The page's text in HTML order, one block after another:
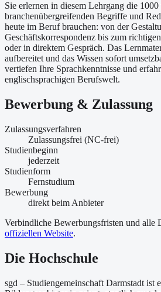
Sie erlernen in diesem Lehrgang die
branchenübergreifenden Begriffe und
heute im Beruf brauchen: von der
Geschäftskorrespondenz bis zum
oder in direktem Gespräch. Das
aufbereitet und das Wissen sofort
vertiefen Ihre Sprachkenntnisse und
englischsprachigen Berufswelt.
Bewerbung & Zulassung
Zulassungsverfahren
Zulassungsfrei (NC-frei)
Studienbeginn
jederzeit
Studienform
Fernstudium
Bewerbung
direkt beim Anbieter
Verbindliche Bewerbungsfristen und alle
offiziellen Website.
Die Hochschule
sgd – Studiengemeinschaft Darmstadt ist